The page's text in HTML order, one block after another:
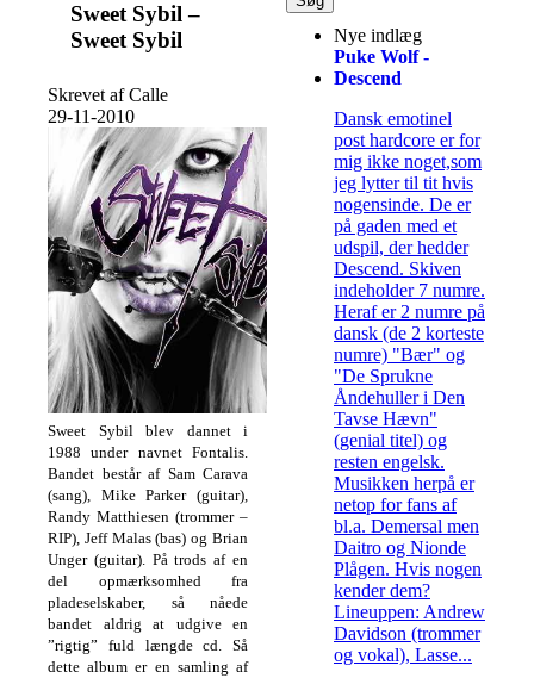
Sweet Sybil –
Sweet Sybil
Skrevet af Calle
29-11-2010
Sweet Sybil blev dannet i
1988 under navnet Fontalis.
Bandet består af Sam Carava
(sang), Mike Parker (guitar),
Randy Matthiesen (trommer –
RIP), Jeff Malas (bas) og Brian
Unger (guitar). På trods af en
del opmærksomhed fra
pladeselskaber, så nåede
bandet aldrig at udgive en
”rigtig” fuld længde cd. Så
dette album er en samling af
Nye indlæg
Puke Wolf -
Descend
Dansk emotinel
post hardcore er for
mig ikke noget,som
jeg lytter til tit hvis
nogensinde. De er
på gaden med et
udspil, der hedder
Descend. Skiven
indeholder 7 numre.
Heraf er 2 numre på
dansk (de 2 korteste
numre) "Bær" og
"De Sprukne
Åndehuller i Den
Tavse Hævn"
(genial titel) og
resten engelsk.
Musikken herpå er
netop for fans af
bl.a. Demersal men
Daitro og Nionde
Plågen. Hvis nogen
kender dem?
Lineuppen: Andrew
Davidson (trommer
og vokal), Lasse...